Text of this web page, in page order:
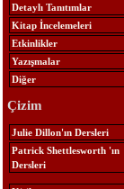
Detaylı Tanıtımlar
Kitap İncelemeleri
Etkinlikler
Yazışmalar
Diğer
Çizim
Julie Dillon'ın Dersleri
Patrick Shettlesworth 'ın
Dersleri